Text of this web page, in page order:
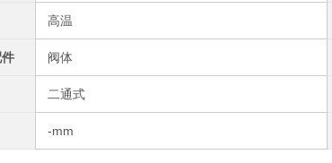
高温
阀体
二通式
-mm